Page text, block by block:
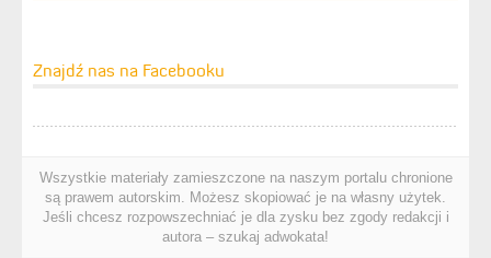
Znajdź nas na Facebooku
Wszystkie materiały zamieszczone na naszym portalu chronione
są prawem autorskim. Możesz skopiować je na własny użytek.
Jeśli chcesz rozpowszechniać je dla zysku bez zgody redakcji i
autora – szukaj adwokata!